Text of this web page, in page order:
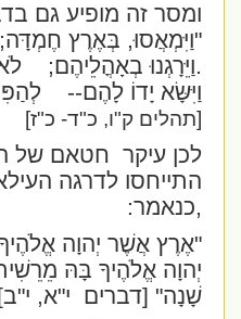
ומסר זה מופיע גם
"וַיִּמְאֲסוּ, בְּאֶרֶץ חֶמְדָּה;
.וַיֵּרָגְנוּ בְאָהֳלֵיהֶם;
וַיִּשָּׂא יָדוֹ לָהֶם--
[תהלים ק"ו, כ"ד- כ"ז]
לכן עיקר חטאם של
התייחסו לדרגה
,כנאמר:
"אֶרֶץ אֲשֶׁר יְהוָה
יְהוָה אֱלֹהֶיךָ בָּהּ
שָׁנָה" [דברים י"א, י"ב]